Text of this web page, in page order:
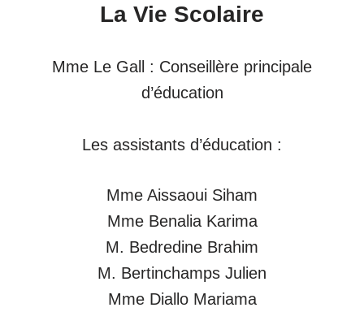
La Vie Scolaire
Mme Le Gall : Conseillère principale
d’éducation
Les assistants d’éducation :
Mme Aissaoui Siham
Mme Benalia Karima
M. Bedredine Brahim
M. Bertinchamps Julien
Mme Diallo Mariama